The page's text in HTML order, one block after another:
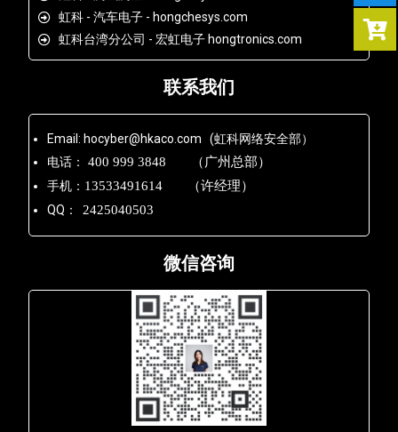
虹科 - 汽车电子 - hongchesys.com
虹科台湾分公司 - 宏虹电子 hongtronics.com
联系我们
Email: hocyber@hkaco.com (虹科网络安全部）
电话：
400 999 3848 （广州总部）
手机： 13533491614 （许经理）
QQ： 2425040503
微信咨询